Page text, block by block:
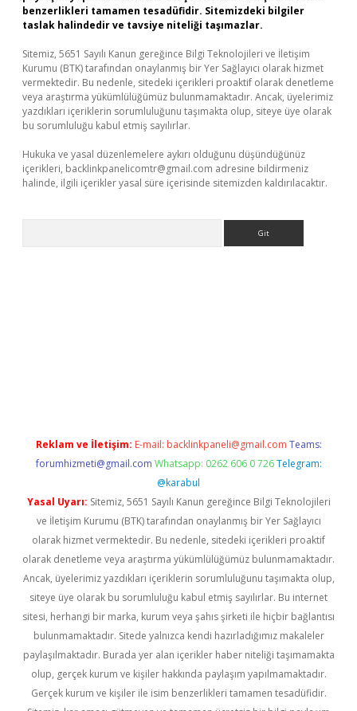
benzerlikleri tamamen tesadüfidir. Sitemizdeki bilgiler
taslak halindedir ve tavsiye niteliği taşımazlar.
Sitemiz, 5651 Sayılı Kanun gereğince Bilgi Teknolojileri ve İletişim
Kurumu (BTK) tarafından onaylanmış bir Yer Sağlayıcı olarak hizmet
vermektedir. Bu nedenle, sitedeki içerikleri proaktif olarak denetleme
veya araştırma yükümlülüğümüz bulunmamaktadır. Ancak, üyelerimiz
yazdıkları içeriklerin sorumluluğunu taşımakta olup, siteye üye olarak
bu sorumluluğu kabul etmiş sayılırlar.
Hukuka ve yasal düzenlemelere aykırı olduğunu düşündüğünüz
içerikleri, backlinkpanelicomtr@gmail.com adresine bildirmeniz
halinde, ilgili içerikler yasal süre içerisinde sitemizden kaldırılacaktır.
Reklam ve İletişim: E-mail: backlinkpaneli@gmail.com Teams:
forumhizmeti@gmail.com Whatsapp: 0262 606 0 726 Telegram:
@karabul
Yasal Uyarı: Sitemiz, 5651 Sayılı Kanun gereğince Bilgi Teknolojileri
ve İletişim Kurumu (BTK) tarafından onaylanmış bir Yer Sağlayıcı
olarak hizmet vermektedir. Bu nedenle, sitedeki içerikleri proaktif
olarak denetleme veya araştırma yükümlülüğümüz bulunmamaktadır.
Ancak, üyelerimiz yazdıkları içeriklerin sorumluluğunu taşımakta olup,
siteye üye olarak bu sorumluluğu kabul etmiş sayılırlar. Bu internet
sitesi, herhangi bir marka, kurum veya şahıs şirketi ile hiçbir bağlantısı
bulunmamaktadır. Sitede yalnızca kendi hazırladığımız makaleler
paylaşılmaktadır. Burada yer alan içerikler haber niteliği taşımamakta
olup, gerçek kurum ve kişiler hakkında paylaşım yapılmamaktadır.
Gerçek kurum ve kişiler ile isim benzerlikleri tamamen tesadüfidir.